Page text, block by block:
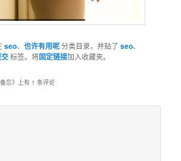
seo、也许有用呢分类目录，并贴了seo、
标签。将固定链接加入收藏夹。
忘》上有 1 条评论